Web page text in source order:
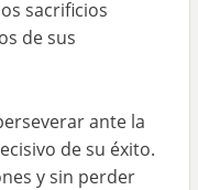
sacrificios
de sus
ante la
de su éxito.
y sin perder